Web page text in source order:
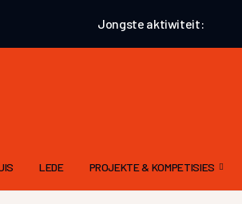
Jongste aktiwiteit:
LEDE PROJEKTE & KOMPETISIES